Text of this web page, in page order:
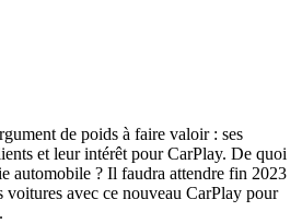
de poids à faire valoir : ses
et leur intérêt pour CarPlay. De quoi
automobile ? Il faudra attendre fin 2023
voitures avec ce nouveau CarPlay pour